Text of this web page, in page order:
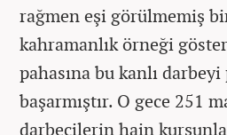
rağmen eşi görülmemiş
kahramanlık örneği
pahasına bu kanlı
başarmıştır. O gece 251
darbecilerin hain